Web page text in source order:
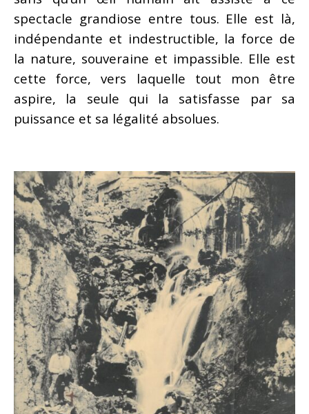
spectacle grandiose entre tous. Elle est là,
indépendante et indestructible, la force de
la nature, souveraine et impassible. Elle est
cette force, vers laquelle tout mon être
aspire, la seule qui la satisfasse par sa
puissance et sa légalité absolues.